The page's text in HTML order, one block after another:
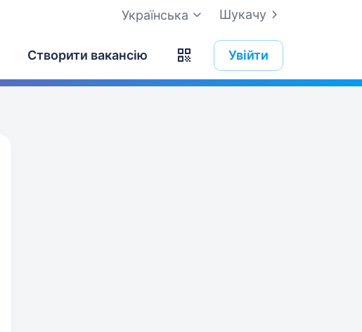
Шукачу
Українська
Створити вакансію Увійти